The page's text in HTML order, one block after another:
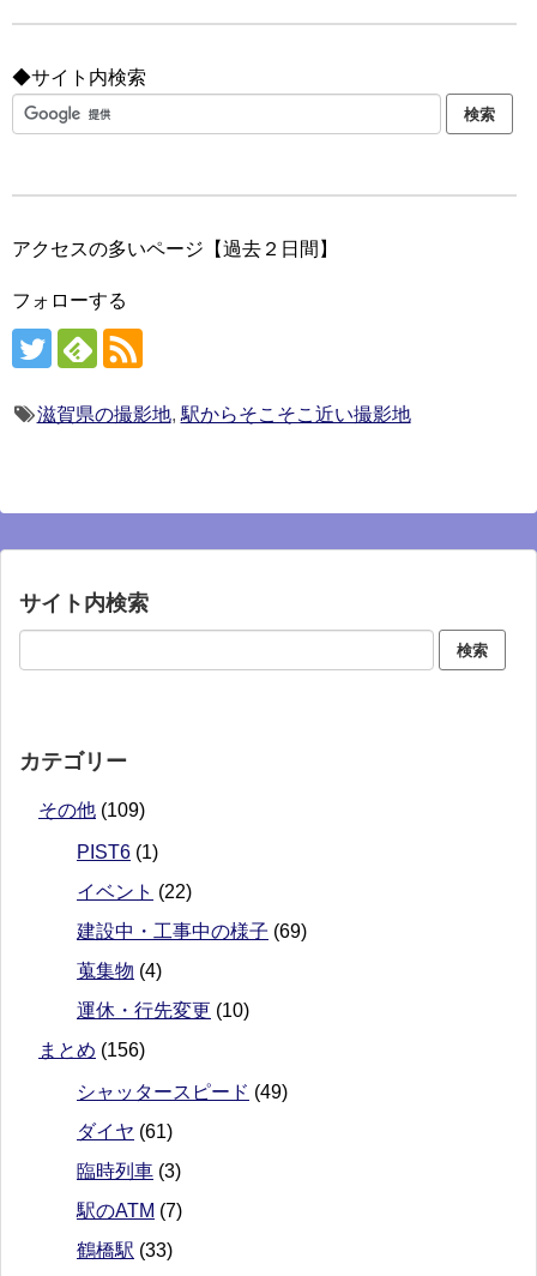
◆サイト内検索
アクセスの多いページ【過去２日間】
フォローする
滋賀県の撮影地, 駅からそこそこ近い撮影地
サイト内検索
カテゴリー
その他 (109)
PIST6 (1)
イベント (22)
建設中・工事中の様子 (69)
蒐集物 (4)
運休・行先変更 (10)
まとめ (156)
シャッタースピード (49)
ダイヤ (61)
臨時列車 (3)
駅のATM (7)
鶴橋駅 (33)